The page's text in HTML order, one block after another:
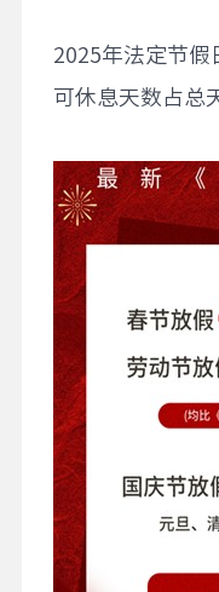
2025年法定节假
可休息天数占总